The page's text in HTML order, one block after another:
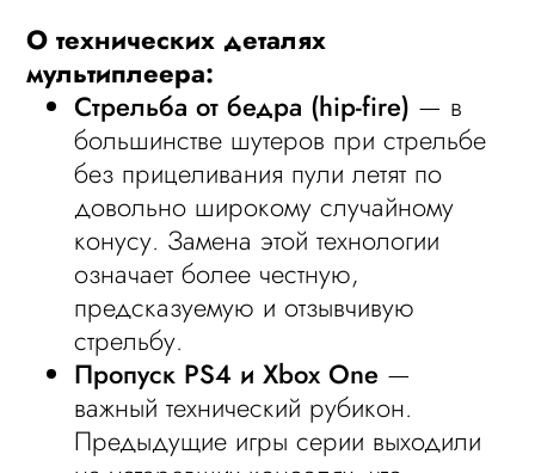
О технических деталях
мультиплеера:
Стрельба от бедра (hip-fire) — в
большинстве шутеров при стрельбе
без прицеливания пули летят по
довольно широкому случайному
конусу. Замена этой технологии
означает более честную,
предсказуемую и отзывчивую
стрельбу.
Пропуск PS4 и Xbox One —
важный технический рубикон.
Предыдущие игры серии выходили